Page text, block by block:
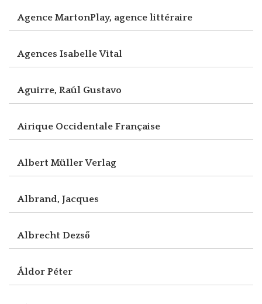
Agence MartonPlay, agence littéraire
Agences Isabelle Vital
Aguirre, Raúl Gustavo
Airique Occidentale Française
Albert Müller Verlag
Albrand, Jacques
Albrecht Dezső
Áldor Péter